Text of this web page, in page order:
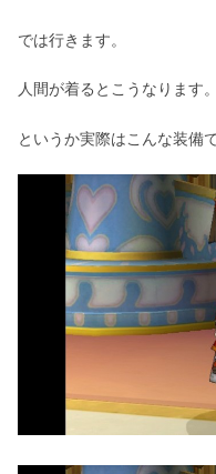
では行きます。
人間が着るとこうなります。
というか実際はこんな装備で